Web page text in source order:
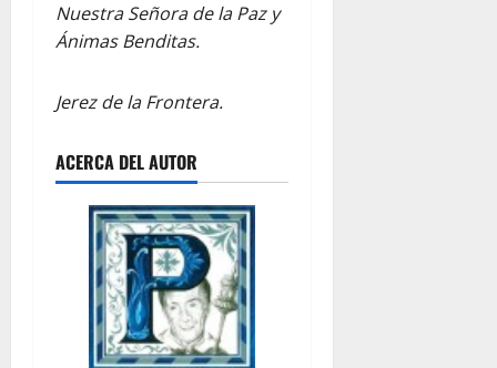
Nuestra Señora de la Paz y
Ánimas Benditas.
Jerez de la Frontera.
ACERCA DEL AUTOR